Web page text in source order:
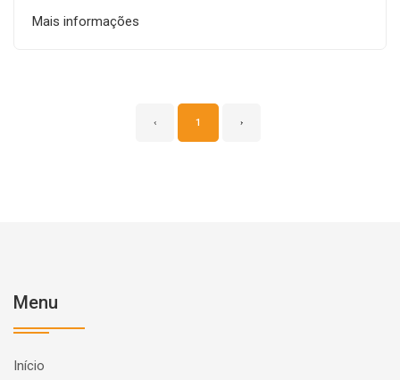
Mais informações
‹ 1 ›
Menu
Início